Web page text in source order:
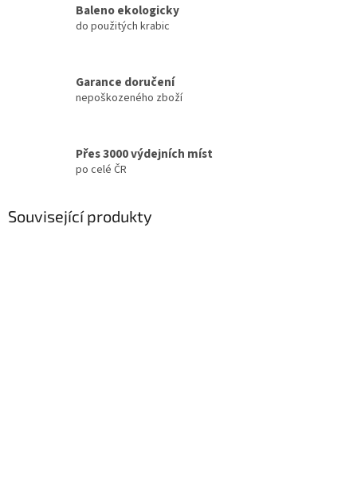
Baleno ekologicky
do použitých krabic
Garance doručení
nepoškozeného zboží
Přes 3000 výdejních míst
po celé ČR
Související produkty